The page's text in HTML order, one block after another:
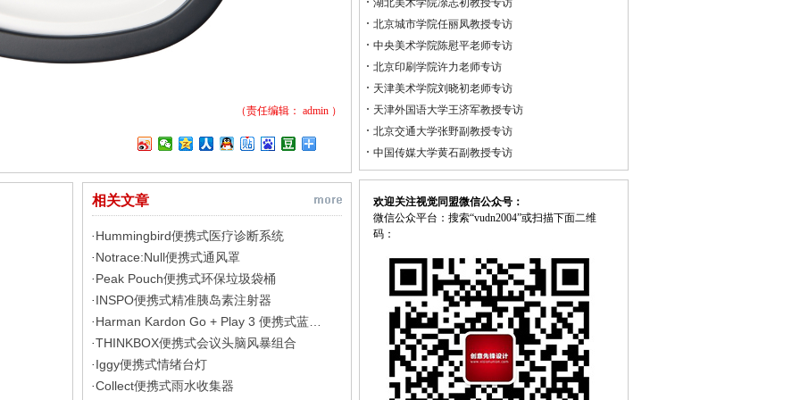
（责任编辑： admin ）
相关文章
· Hummingbird便携式医疗诊断系统
· Notrace:Null便携式通风罩
· Peak Pouch便携式环保垃圾袋桶
· INSPO便携式精准胰岛素注射器
· Harman Kardon Go + Play 3 便携式蓝…
·THINKBOX便携式会议头脑风暴组合
· Iggy便携式情绪台灯
·Collect便携式雨水收集器
湖北美术学院凃志初教授专访
北京城市学院任丽凤教授专访
中央美术学院陈慰平老师专访
北京印刷学院许力老师专访
天津美术学院刘晓初老师专访
天津外国语大学王济军教授专访
北京交通大学张野副教授专访
中国传媒大学黄石副教授专访
欢迎关注视觉同盟微信公众号：
微信公众平台：搜索“vudn2004”或扫描下面二维
码：